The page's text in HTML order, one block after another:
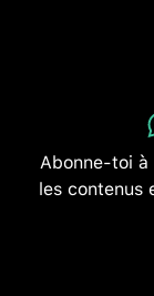
Abonne-toi
les